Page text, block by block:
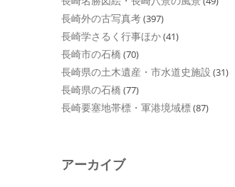
長崎外の古写真考(397)
長崎学さるく行事ほか(41)
長崎市の石橋 (70)
長崎県の土木遺産・市水道史施設 (31)
長崎県の石橋 (77)
長崎要塞地帯標・軍港境域標(87)
アーカイブ